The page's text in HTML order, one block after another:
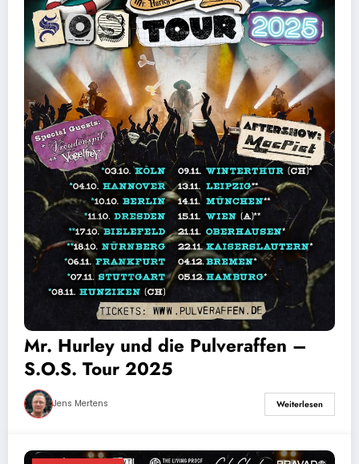
Mr. Hurley und die Pulveraffen –
S.O.S. Tour 2025
Jens Mertens Weiterlesen